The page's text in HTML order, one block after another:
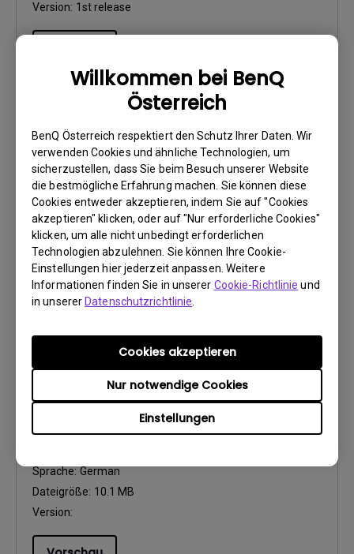
Willkommen bei BenQ
Österreich
BenQ Österreich respektiert den Schutz Ihrer Daten. Wir
verwenden Cookies und ähnliche Technologien, um
sicherzustellen, dass Sie beim Besuch unserer Website
die bestmögliche Erfahrung machen. Sie können diese
Cookies entweder akzeptieren, indem Sie auf "Cookies
akzeptieren" klicken, oder auf "Nur erforderliche Cookies"
klicken, um alle nicht unbedingt erforderlichen
Technologien abzulehnen. Sie können Ihre Cookie-
Einstellungen hier jederzeit anpassen. Weitere
Informationen finden Sie in unserer Cookie-Richtlinie und
in unsererDatenschutzrichtlinie
Einstellungen
Nur notwendige Cookies
Cookies akzeptieren
Version: 1st release
Benutzerhandbuch
Installationsanleitung
Update: 2018/05/07
Sprache:Multi-Language
Dateigröße:23.65 MB
Version:
Vorschau
Benutzerhandbuch
Sprache: German
Dateigröße: 10.1 MB
Version: